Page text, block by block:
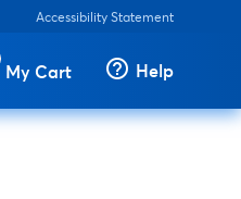
Accessibility Statement
My Cart help_outline Help